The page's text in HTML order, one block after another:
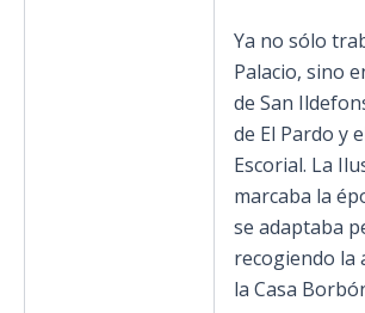
Ya no sólo
Palacio, sino
de San
de El Pardo y
Escorial. La
marcaba la
se adaptaba
recogiendo la
la Casa